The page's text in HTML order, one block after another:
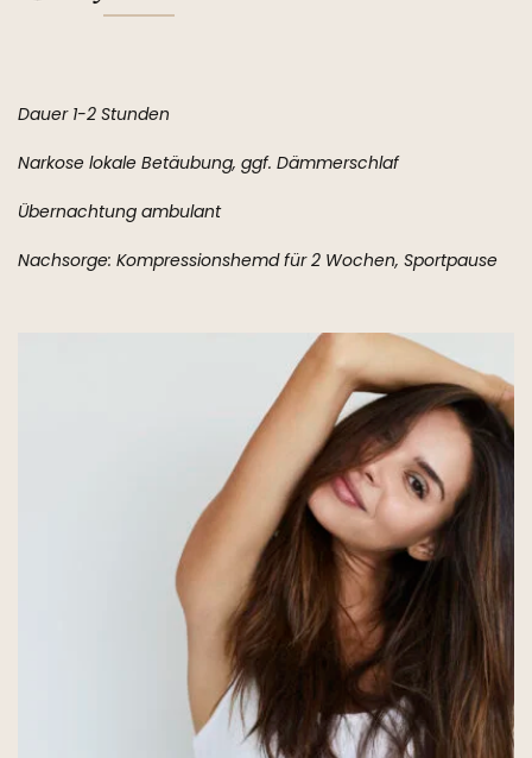
Dauer 1-2 Stunden
Narkose lokale Betäubung, ggf. Dämmerschlaf
Übernachtung ambulant
Nachsorge: Kompressionshemd für 2 Wochen, Sportpause